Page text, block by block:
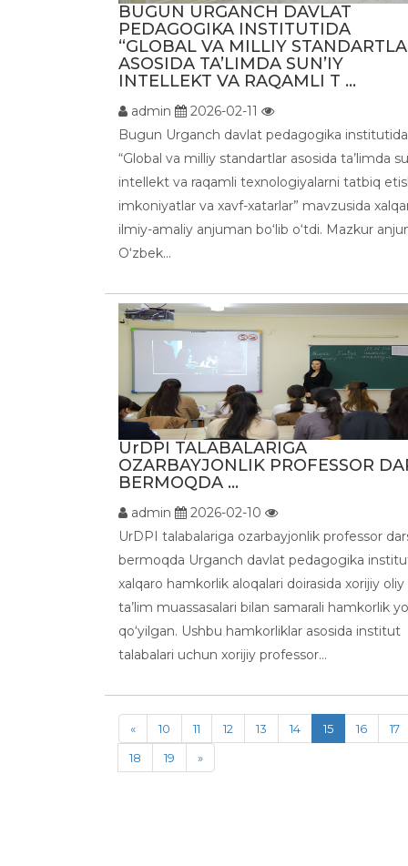
BUGUN URGANCH DAVLAT
PEDAGOGIKA INSTITUTIDA
“GLOBAL VA MILLIY
ASOSIDA TA’LIMDA SUN’IY
INTELLEKT VA RAQAMLI T ...
admin
2026-02-11
Bugun Urganch davlat pedagogika institutida
“Global va milliy standartlar asosida ta’limda
intellekt va raqamli texnologiyalarni tatbiq
imkoniyatlar va xavf-xatarlar” mavzusida
ilmiy-amaliy anjuman bo‘lib o‘tdi. Mazkur
O‘zbek...
UrDPI TALABALARIGA
OZARBAYJONLIK PROFESSOR
BERMOQDA ...
admin
2026-02-10
UrDPI talabalariga ozarbayjonlik professor
bermoqda Urganch davlat pedagogika
xalqaro hamkorlik aloqalari doirasida xorijiy oliy
ta’lim muassasalari bilan samarali hamkorlik
qo‘yilgan. Ushbu hamkorliklar asosida institut
talabalari uchun xorijiy professor...
« 10 11 12 13 14 15 16
17
18
19 »